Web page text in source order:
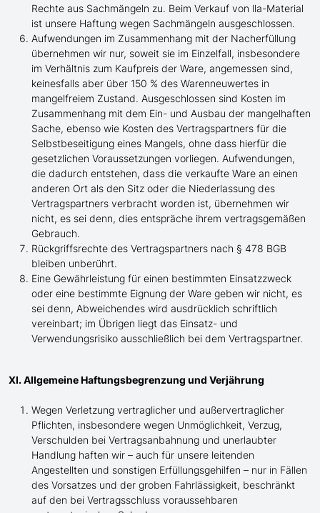
Rechte aus Sachmängeln zu. Beim Verkauf von lla-Material
ist unsere Haftung wegen Sachmängeln ausgeschlossen.
Aufwendungen im Zusammenhang mit der Nacherfüllung
übernehmen wir nur, soweit sie im Einzelfall, insbesondere
im Verhältnis zum Kaufpreis der Ware, angemessen sind,
keinesfalls aber über 150 % des Warenneuwertes in
mangelfreiem Zustand. Ausgeschlossen sind Kosten im
Zusammenhang mit dem Ein- und Ausbau der mangelhaften
Sache, ebenso wie Kosten des Vertragspartners für die
Selbstbeseitigung eines Mangels, ohne dass hierfür die
gesetzlichen Voraussetzungen vorliegen. Aufwendungen,
die dadurch entstehen, dass die verkaufte Ware an einen
anderen Ort als den Sitz oder die Niederlassung des
Vertragspartners verbracht worden ist, übernehmen wir
nicht, es sei denn, dies entspräche ihrem vertragsgemäßen
Gebrauch.
Rückgriffsrechte des Vertragspartners nach § 478 BGB
bleiben unberührt.
Eine Gewährleistung für einen bestimmten Einsatzzweck
oder eine bestimmte Eignung der Ware geben wir nicht, es
sei denn, Abweichendes wird ausdrücklich schriftlich
vereinbart; im Übrigen liegt das Einsatz- und
Verwendungsrisiko ausschließlich bei dem Vertragspartner.
XI. Allgemeine Haftungsbegrenzung und Verjährung
Wegen Verletzung vertraglicher und außervertraglicher
Pflichten, insbesondere wegen Unmöglichkeit, Verzug,
Verschulden bei Vertragsanbahnung und unerlaubter
Handlung haften wir – auch für unsere leitenden
Angestellten und sonstigen Erfüllungsgehilfen – nur in Fällen
des Vorsatzes und der groben Fahrlässigkeit, beschränkt
auf den bei Vertragsschluss voraussehbaren